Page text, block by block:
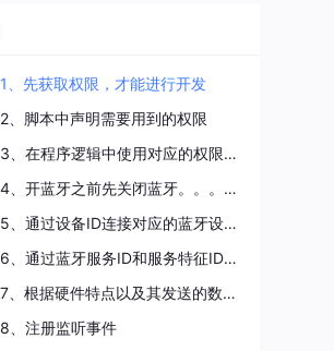
1、先获取权限，才能进行开发
2、脚本中声明需要用到的权限
3、在程序逻辑中使用对应的权限（引导用户同意授权）
4、开蓝牙之前先关闭蓝牙。。。（为了得到一个干净环境，避免一些旧数据给开发带来干扰）
5、通过设备ID连接对应的蓝牙设备（不知道如何获取设备ID看文章后半部分）
6、通过蓝牙服务ID和服务特征ID订阅对应的传感器数据（通知）（不知道如何获取这些ID看文章后半部分）
7、根据硬件特点以及其发送的数据特点对蓝牙设备传输过来的数据进行解析（这个没法讲，各自的硬件和数据都不一样，只做个示例）
8、注册监听事件